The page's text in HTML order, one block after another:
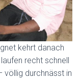
kehrt danach
recht schnell
völlig durchnässt in